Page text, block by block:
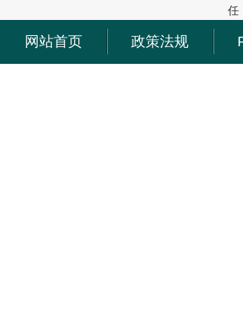
任
网站首页 政策法规